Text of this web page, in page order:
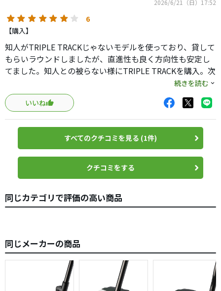
2026/6/21（日）17:52
6
【購入】
知人がTRIPLE TRACKじゃないモデルを使っており、貸して
もらいラウンドしましたが、直進性も良く方向性も安定し
てました。知人との被らない様にTRIPLE TRACKを購入。次
続きを読む
いいね
すべてのクチコミを見る (1件)
クチコミをする
同じカテゴリで評価の高い商品
同じメーカーの商品